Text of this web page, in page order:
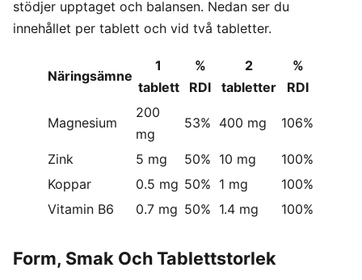
stödjer upptaget och balansen. Nedan ser du
innehållet per tablett och vid två tabletter.
Näringsämne
1
tablett
%
RDI
2
tabletter
%
RDI
Magnesium
200
mg
53% 400 mg 106%
Zink 5 mg 50% 10 mg
100%
Koppar
0.5 mg 50% 1 mg
100%
Vitamin B6
0.7 mg 50% 1.4 mg 100%
Form, Smak Och Tablettstorlek